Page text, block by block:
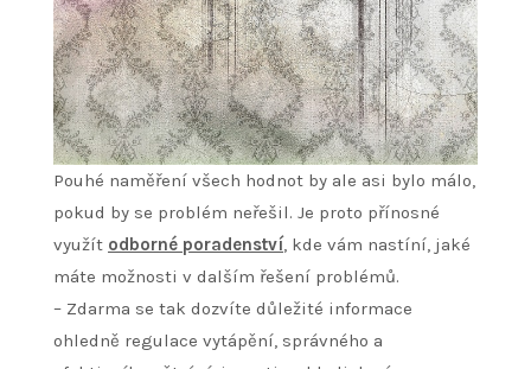
Pouhé naměření všech hodnot by ale asi bylo málo,
pokud by se problém neřešil. Je proto přínosné
využít odborné poradenství, kde vám nastíní, jaké
máte možnosti v dalším řešení problémů.
– Zdarma se tak dozvíte důležité informace
ohledně regulace vytápění, správného a